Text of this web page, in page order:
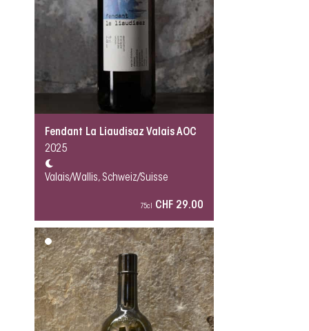
Fendant La Liaudisaz Valais AOC
2025
Valais/Wallis, Schweiz/Suisse
75cl CHF 29.00